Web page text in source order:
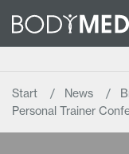
Start News
Personal Trainer